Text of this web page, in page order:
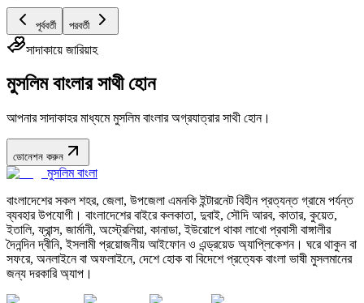
পূর্ববর্তী পরবর্তী
সাদাকায়ে জারিয়াহ
মুসলিম বাংলার সাথী হোন
আপনার সাদাকাহর মাধ্যমে মুসলিম বাংলার অগ্রযাত্রার সাথী হোন।
ডোনেশন করুন
মুসলিম বাংলা
বাংলাদেশের সকল শহর, জেলা, উপজেলা এমনকি ইন্টারনেট বিহীন প্রত্যন্ত গ্রামে পর্যন্ত
ব্যবহার উপযোগী। বাংলাদেশের বাইরে কলকাতা, দুবাই, সৌদি আরব, কাতার, কুয়েত,
ইতালি, ফ্রান্স, জার্মানী, অস্ট্রেলিয়া, কানাডা, ইউরোপে থাকা লাখো প্রবাসী বাঙ্গালীর
দৈনন্দিন দ্বীনি, ইসলামী প্রয়োজনীয় আইফোন ও এন্ড্রয়েড অ্যাপ্লিকেশন। ঘরে থাকুন বা
সফরে, অনলাইনে বা অফলাইনে, দেশে হোক বা বিদেশে প্রত্যেক বাংলা ভাষী মুসলমানের
জন্য দরকারি অ্যাপ।